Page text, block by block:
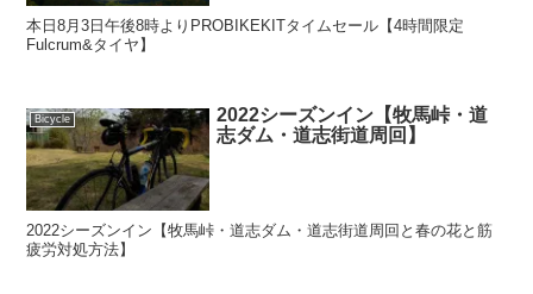
本日8月3日午後8時よりPROBIKEKITタイムセール【4時間限定
Fulcrum&タイヤ】
Bicycle
2022シーズンイン【牧馬峠・道
志ダム・道志街道周回】
2022シーズンイン【牧馬峠・道志ダム・道志街道周回と春の花と筋
疲労対処方法】